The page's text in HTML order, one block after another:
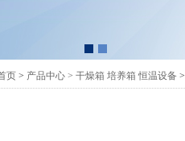
页 > 产品中心 > 干燥箱 培养箱 恒温设备 >